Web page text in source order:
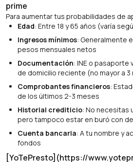
prime
Para aumentar tus probabilidades de
Edad: Entre 18 y 65 años (varía
Ingresos mínimos: Generalmente
pesos mensuales netos
Documentación: INE o
de domicilio reciente (no mayor a 3
Comprobantes financieros:
de los últimos 2-3 meses
Historial crediticio: No necesitas
pero tampoco estar en buró con
Cuenta bancaria: A tu nombre y
fondos
[YoTePresto](https://